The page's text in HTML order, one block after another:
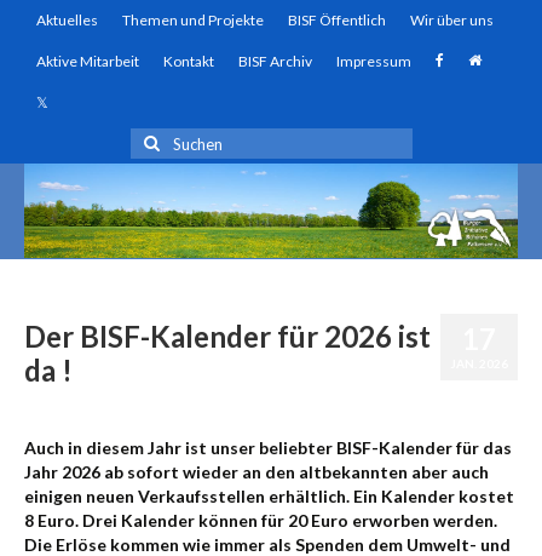
Aktuelles Themen und Projekte BISF Öffentlich Wir über uns
Aktive Mitarbeit Kontakt BISF Archiv Impressum
Suchen
nach:
Der BISF-Kalender für 2026 ist
da !
Auch in diesem Jahr ist unser beliebter BISF-Kalender für das
Jahr 2026 ab sofort wieder an den altbekannten aber auch
einigen neuen Verkaufsstellen erhältlich. Ein Kalender kostet
8 Euro. Drei Kalender können für 20 Euro erworben werden.
Die Erlöse kommen wie immer als Spenden dem Umwelt- und